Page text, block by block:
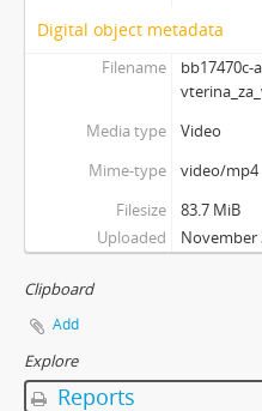
[Subseries] Čas
[Subseries] Musica
[Subseries] Musica
[Subseries] Musica
[Subseries] Velká
[Subseries] Musica
[Subseries] Musica
[Subseries]
Digital object metadata
Filename
bb17470c-
Media type
Video
Mime-type
video/mp4
Filesize
83.7 MiB
Uploaded
November
Clipboard
Add
Explore
Reports